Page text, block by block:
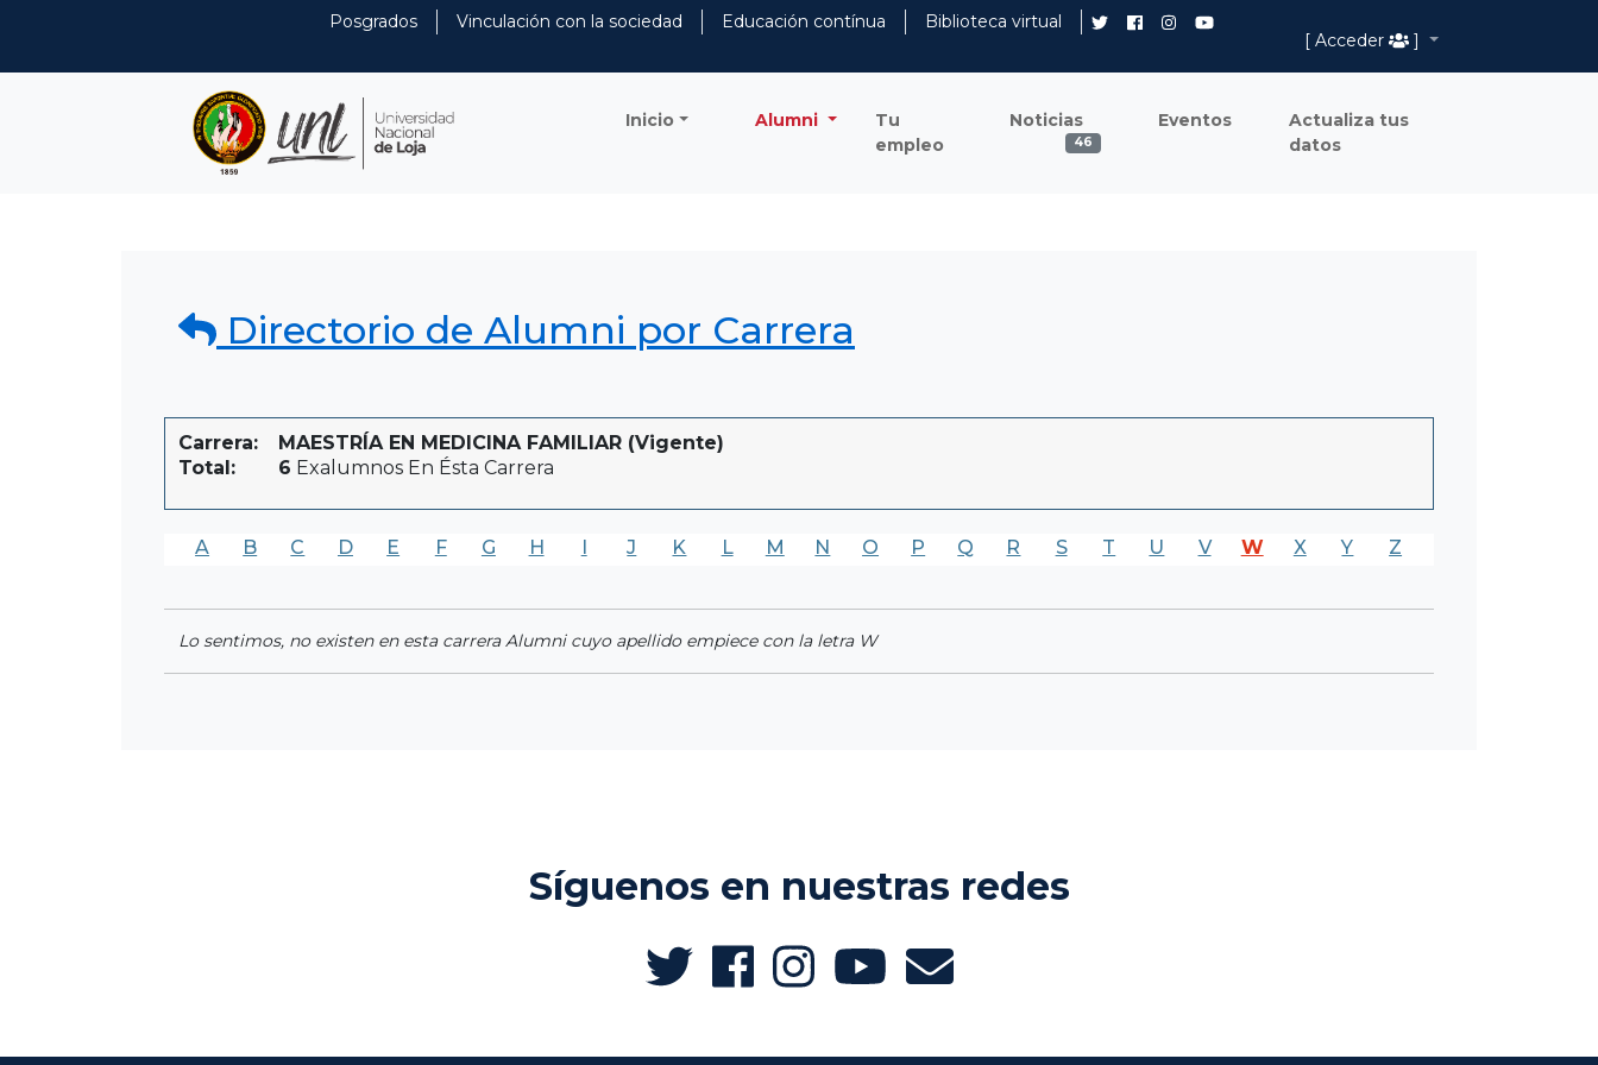
Posgrados Vinculación con la sociedad Educación contínua
Biblioteca virtual
[ Acceder
]
Inicio Alumni
Tu
empleo
Noticias
46
Eventos
Actualiza tus
datos
Directorio de Alumni por Carrera
Carrera:
MAESTRÍA EN MEDICINA FAMILIAR (Vigente)
Total:
6 Exalumnos En Ésta Carrera
A B C D E F G H I J K L M N O P Q R S T U V W X Y Z
Lo sentimos, no existen en esta carrera Alumni cuyo apellido empiece con la letra W
Síguenos en nuestras redes